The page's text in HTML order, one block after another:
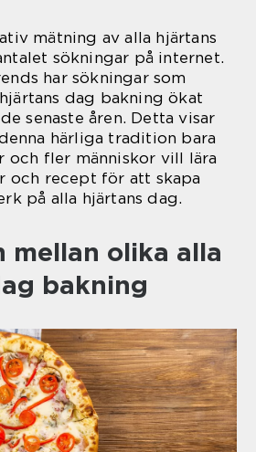
mätning av alla hjärtans
sökningar på internet.
har sökningar som
dag bakning ökat
senaste åren. Detta visar
härliga tradition bara
och fler människor vill lära
och recept för att skapa
på alla hjärtans dag.
mellan olika alla
bakning